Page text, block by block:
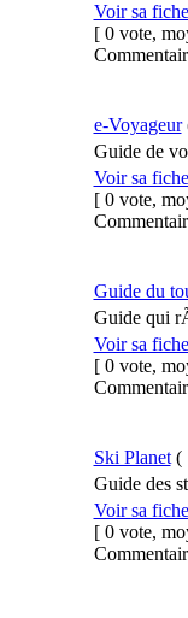
Voir sa
[ 0 vote,
e-Voyageur
Guide de
Voir sa
[ 0 vote,
Guide du
Guide qui
Voir sa
[ 0 vote,
Ski Planet(
Guide des
Voir sa
[ 0 vote,